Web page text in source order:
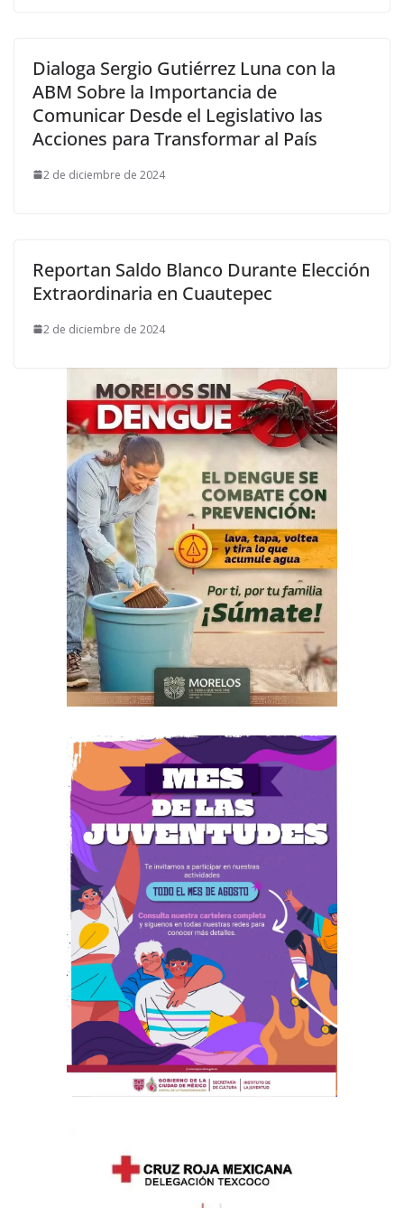
Dialoga Sergio Gutiérrez Luna con la
ABM Sobre la Importancia de
Comunicar Desde el Legislativo las
Acciones para Transformar al País
2 de diciembre de 2024
Reportan Saldo Blanco Durante Elección
Extraordinaria en Cuautepec
2 de diciembre de 2024